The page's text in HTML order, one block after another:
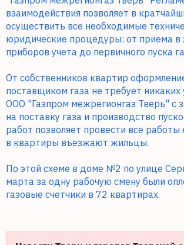
взаимодействия позволяет в
осуществить все необходимые
юридические процедуры: от приема в
приборов учета до первичного пуска
От собственников квартир
поставщиком газа не требует никаких
ООО "Газпром межрегионгаз Тверь" с
на поставку газа и производство
работ позволяет провести все
в квартиры въезжают жильцы.
По этой схеме в доме №2 по улице
марта за одну рабочую смену были
газовые счетчики в 72 квартирах.